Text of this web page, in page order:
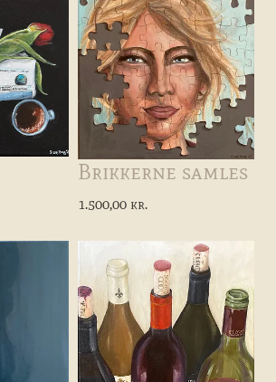
Brikkerne samles
1.500,00 kr.